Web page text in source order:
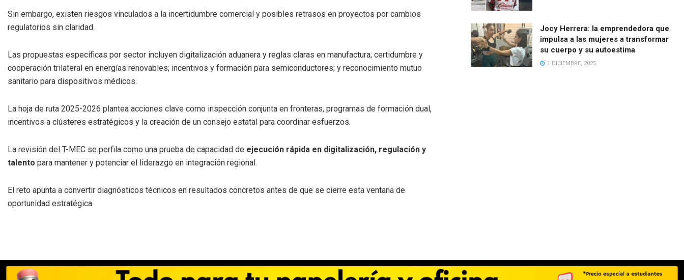
Sin embargo, existen riesgos vinculados a la incertidumbre comercial y posibles retrasos en proyectos por cambios
regulatorios sin claridad.
Las propuestas específicas por sector incluyen digitalización aduanera y reglas claras en manufactura; certidumbre y
cooperación trilateral en energías renovables; incentivos y formación para semiconductores; y reconocimiento mutuo
sanitario para dispositivos médicos.
La hoja de ruta 2025-2026 plantea acciones clave como inspección conjunta en fronteras, programas de formación dual,
incentivos a clústeres estratégicos y la creación de un consejo estatal para coordinar esfuerzos.
La revisión del T-MEC se perfila como una prueba de capacidad de ejecución rápida en digitalización, regulación y
talento para mantener y potenciar el liderazgo en integración regional.
El reto apunta a convertir diagnósticos técnicos en resultados concretos antes de que se cierre esta ventana de
oportunidad estratégica.
Jocy Herrera: la emprendedora que
impulsa a las mujeres a transformar
su cuerpo y su autoestima
1 DICIEMBRE, 2025